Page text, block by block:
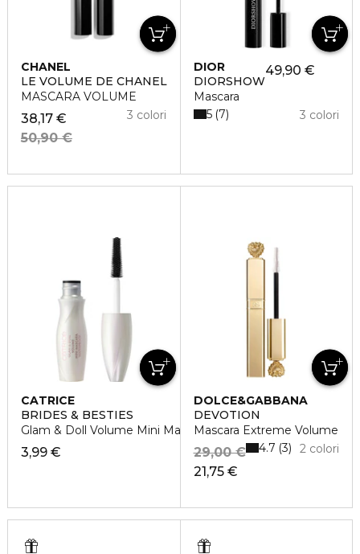
CHANEL
LE VOLUME DE CHANEL
MASCARA VOLUME
38,17 €
50,90 €
3 colori
DIOR
DIORSHOW
Mascara
49,90 €
3 colori
5 7
CATRICE
BRIDES & BESTIES
Glam & Doll Volume Mini Mascara Waterproof
3,99 €
DOLCE&GABBANA
DEVOTION
Mascara Extreme Volume
21,75 €
29,00 € 2 colori
4.7 3